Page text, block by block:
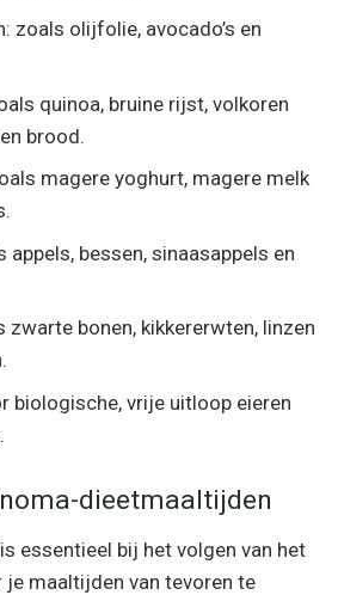
zoals olijfolie, avocado’s en
quinoa, bruine rijst, volkoren
brood.
magere yoghurt, magere melk
bessen, sinaasappels en
zwarte bonen, kikkererwten, linzen
biologische, vrije uitloop eieren
dieetmaaltijden
essentieel bij het volgen van het
je maaltijden van tevoren te